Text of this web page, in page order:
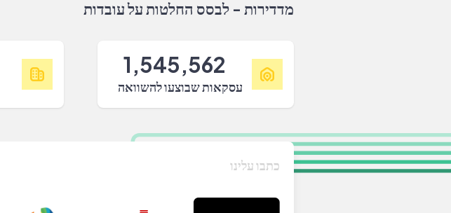
מדדירות - לבסס החלטות על עובדות
1,545,562
עסקאות שבוצעו להשוואה
כתבו עלינו